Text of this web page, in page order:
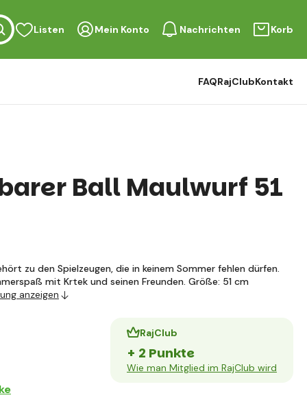
Listen Mein Konto Nachrichten Korb
FAQRajClubKontakt
Ball Maulwurf 51
zu den Spielzeugen, die in keinem Sommer fehlen dürfen.
mit Krtek und seinen Freunden. Größe: 51 cm
anzeigen
RajClub
+ 2 Punkte
Wie man Mitglied im RajClub wird